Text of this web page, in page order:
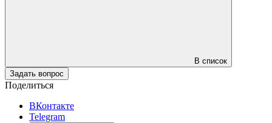
В список
Задать вопрос
Поделиться
ВКонтакте
Telegram